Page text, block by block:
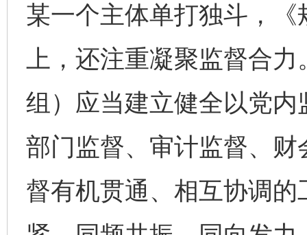
某一个主体单打独斗，
上，还注重凝聚监督合
组）应当建立健全以党
部门监督、审计监督、
督有机贯通、相互协调